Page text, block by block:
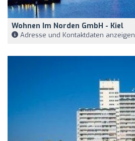
Wohnen Im Norden GmbH - Kiel
Adresse und Kontaktdaten anzeigen